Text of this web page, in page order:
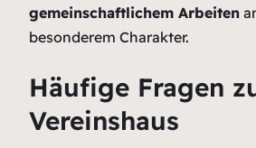
gemeinschaftlichem Arbeiten
besonderem Charakter.
Häufige Fragen
Vereinshaus